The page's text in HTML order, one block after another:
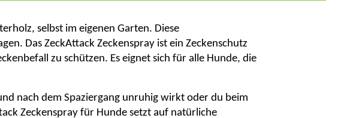
selbst im eigenen Garten. Diese
Das ZeckAttack Zeckenspray ist ein Zeckenschutz
zu schützen. Es eignet sich für alle Hunde, die
nach dem Spaziergang unruhig wirkt oder du beim
Zeckenspray für Hunde setzt auf natürliche